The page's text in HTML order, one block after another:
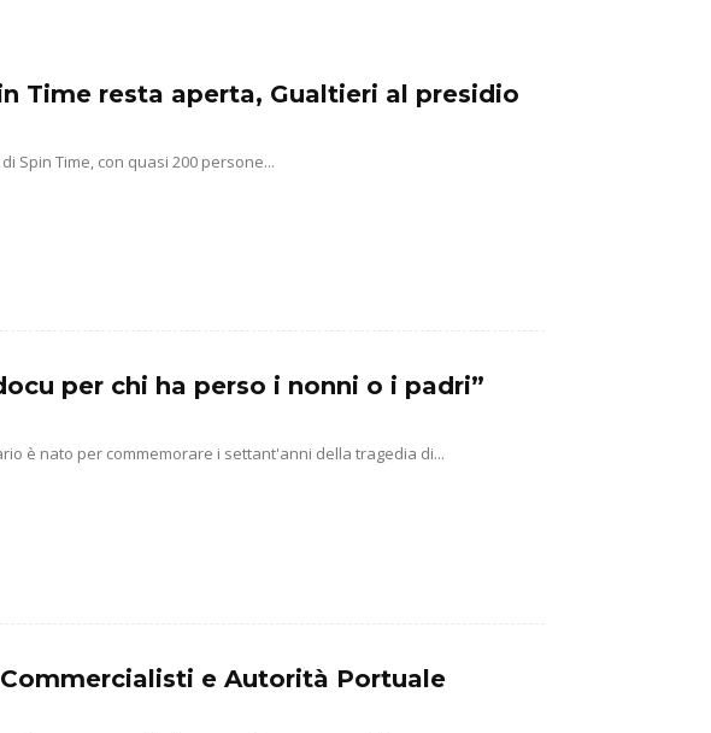
Time resta aperta, Gualtieri al presidio
Spin Time, con quasi 200 persone...
per chi ha perso i nonni o i padri”
è nato per commemorare i settant'anni della tragedia di...
e Autorità Portuale